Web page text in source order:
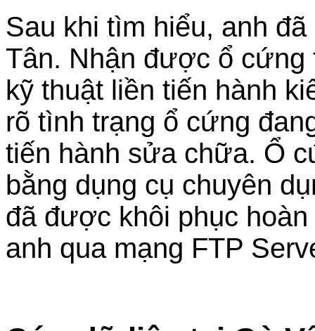
Sau khi tìm hiểu, anh
Tân. Nhận được ổ cứng
kỹ thuật liền tiến hành
rõ tình trạng ổ cứng
tiến hành sửa chữa. Ổ
bằng dụng cụ chuyên
đã được khôi phục
anh qua mạng FTP